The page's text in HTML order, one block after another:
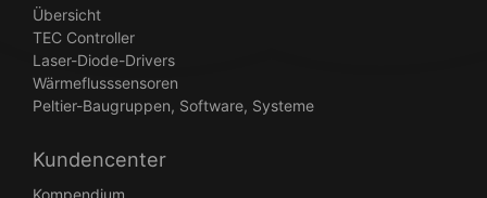
Übersicht
TEC Controller
Laser-Diode-Drivers
Wärmeflusssensoren
Peltier-Baugruppen, Software, Systeme
Kundencenter
Kompendium